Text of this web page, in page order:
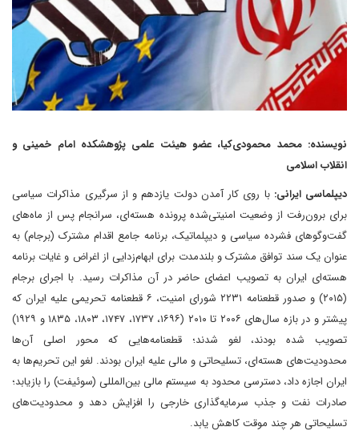
نویسنده: محمد محمودی‌کیا، عضو هیئت علمی پژوهشکده امام خمینی و
انقلاب اسلامی
دیپلماسی ایرانی:با روی کار آمدن دولت یازدهم و از سرگیری مذاکرات سیاسی
برای برون‌رفت از وضعیت امنیتی‌شده پرونده هسته‌ای، سرانجام پس از ماه‌های
گفت‌وگوهای فشرده سیاسی و دیپلماتیک، برنامه جامع اقدام مشترک (برجام) به
عنوان یک سند توافق مشترک و بلندمدت برای ابهام‌زدایی از اغراض و غایات برنامه
هسته‌ای ایران به تصویب اعضای حاضر در آن مذاکرات رسید. با اجرای برجام
(۲۰۱۵) و صدور قطعنامه ۲۲۳۱ شورای امنیت، ۶ قطعنامه تحریمی علیه ایران که
پیشتر و در بازه سال‌های ۲۰۰۶ تا ۲۰۱۰ (۱۶۹۶، ۱۷۳۷، ۱۷۴۷، ۱۸۰۳، ۱۸۳۵ و ۱۹۲۹)
تصویب شده بودند، لغو شدند؛ قطعنامه‌هایی که محور اصلی آن‌ها
محدودیت‌های هسته‌ای، تسلیحاتی و مالی علیه ایران بودند. لغو این تحریم‌ها به
ایران اجازه داد، دسترسی محدود به سیستم مالی بین‌المللی (سوئیفت) را بازیابد؛
صادرات نفت و جذب سرمایه‌گذاری خارجی را افزایش دهد و محدودیت‌های
تسلیحاتی هر چند موقت کاهش یابد.